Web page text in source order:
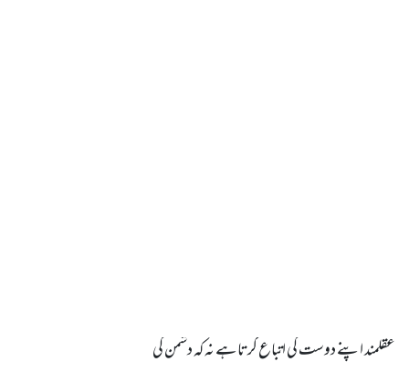
عقلمند اپنے دوست کی اتباع کرتا ہے نہ کہ دشمن کی